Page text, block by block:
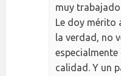
muy
Le doy mérito
la verdad, no
calidad. Y un